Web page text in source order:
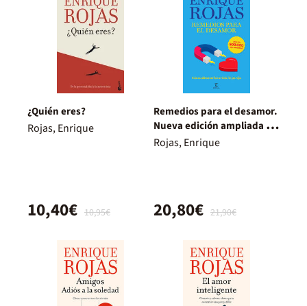
¿Quién eres?
Rojas, Enrique
10,95€
10,40€
Remedios para el desamor.
Nueva edición ampliada y
actualizada
Rojas, Enrique
21,90€
20,80€